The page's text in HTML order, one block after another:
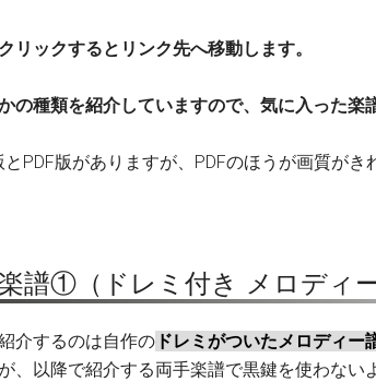
リックするとリンク先へ移動します。
の種類を紹介していますので、気に入った楽
とPDF版がありますが、PDFのほうが画質がき
譜①（ドレミ付き メロディー
介するのは自作の ドレミがついたメロディー
、以降で紹介する両手楽譜で黒鍵を使わない